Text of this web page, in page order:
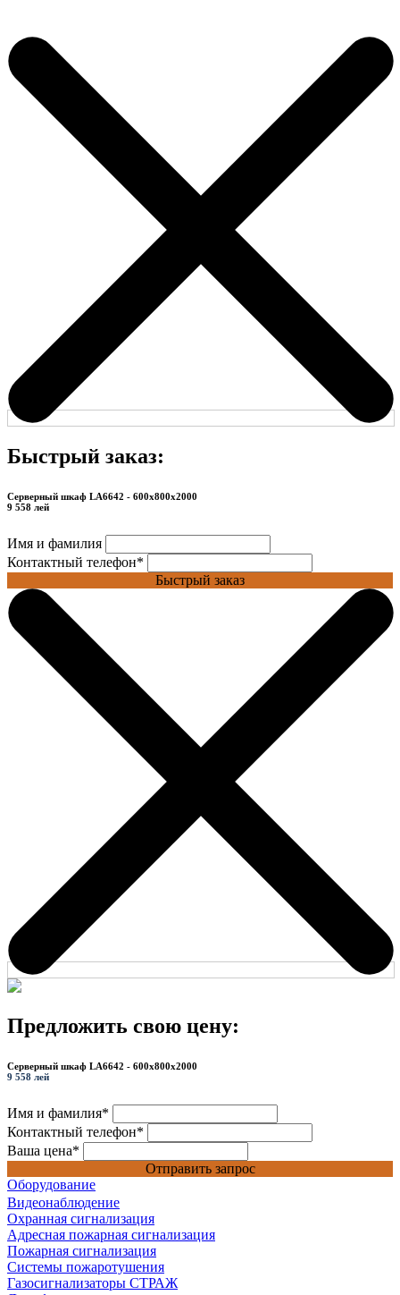
Быстрый заказ:
Серверный шкаф LA6642 - 600x800x2000
9 558 лей
Имя и фамилия
Контактный телефон*
Быстрый заказ
Предложить свою цену:
Серверный шкаф LA6642 - 600x800x2000
9 558 лей
Имя и фамилия*
Контактный телефон*
Ваша цена*
Отправить запрос
Оборудование
Видеонаблюдение
Охранная сигнализация
Адресная пожарная сигнализация
Пожарная сигнализация
Системы пожаротушения
Газосигнализаторы СТРАЖ